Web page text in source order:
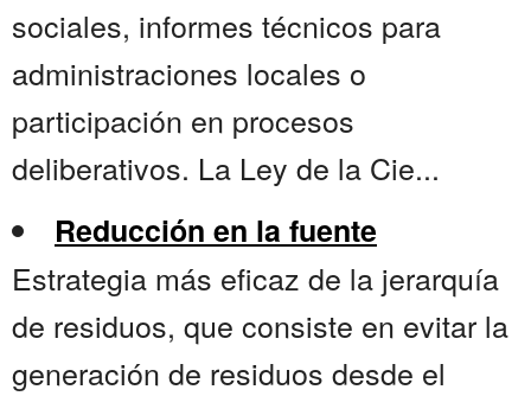
sociales, informes técnicos para
administraciones locales o
participación en procesos
deliberativos. La Ley de la Cie...
Reducción en la fuente
Estrategia más eficaz de la jerarquía
de residuos, que consiste en evitar la
generación de residuos desde el